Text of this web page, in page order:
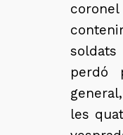
perdó
les